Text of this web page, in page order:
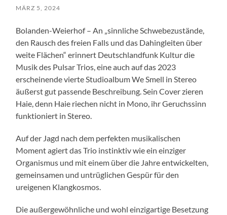
MÄRZ 5, 2024
Bolanden-Weierhof – An „sinnliche Schwebezustände,
den Rausch des freien Falls und das Dahingleiten über
weite Flächen“ erinnert Deutschlandfunk Kultur die
Musik des Pulsar Trios, eine auch auf das 2023
erscheinende vierte Studioalbum We Smell in Stereo
äußerst gut passende Beschreibung. Sein Cover zieren
Haie, denn Haie riechen nicht in Mono, ihr Geruchssinn
funktioniert in Stereo.
Auf der Jagd nach dem perfekten musikalischen
Moment agiert das Trio instinktiv wie ein einziger
Organismus und mit einem über die Jahre entwickelten,
gemeinsamen und untrüglichen Gespür für den
ureigenen Klangkosmos.
Die außergewöhnliche und wohl einzigartige Besetzung